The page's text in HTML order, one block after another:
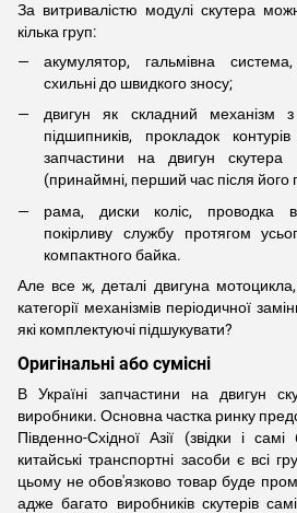
За витривалістю модулі скутера
кілька груп:
акумулятор, гальмівна
схильні до швидкого зносу;
двигун як складний механізм з
підшипників, прокладок
запчастини на двигун скутера
(принаймні, перший час після
рама, диски коліс, проводка
покірливу службу протягом
компактного байка.
Але все ж, деталі двигуна
категорії механізмів періодичної
які комплектуючі підшукувати?
Оригінальні або сумісні
В Україні запчастини на двигун
виробники. Основна частка ринку
Південно-Східної Азії (звідки і
китайські транспортні засоби є всі
цьому не обов'язково товар буде
адже багато виробників скутерів